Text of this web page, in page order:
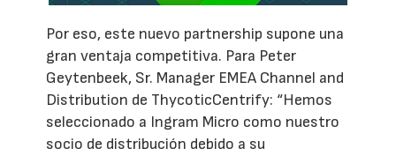
Por eso, este nuevo partnership supone una
gran ventaja competitiva. Para Peter
Geytenbeek, Sr. Manager EMEA Channel and
Distribution de ThycoticCentrify: “Hemos
seleccionado a Ingram Micro como nuestro
socio de distribución debido a su